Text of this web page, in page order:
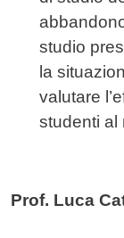
studio
la
valutare
studenti al
Prof. Luca